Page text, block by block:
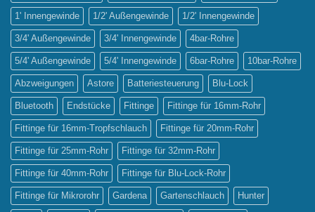
1' Innengewinde 1/2' Außengewinde 1/2' Innengewinde
3/4' Außengewinde 3/4' Innengewinde 4bar-Rohre
5/4' Außengewinde 5/4' Innengewinde 6bar-Rohre 10bar-Rohre
Abzweigungen Astore Batteriesteuerung Blu-Lock
Bluetooth Endstücke Fittinge Fittinge für 16mm-Rohr
Fittinge für 16mm-Tropfschlauch Fittinge für 20mm-Rohr
Fittinge für 25mm-Rohr Fittinge für 32mm-Rohr
Fittinge für 40mm-Rohr Fittinge für Blu-Lock-Rohr
Fittinge für Mikrorohr Gardena Gartenschlauch Hunter